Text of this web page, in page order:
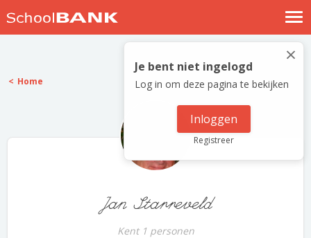
Nostalgische verhalen
Log in
Meld je gratis aan
×
Je bent niet ingelogd
Log in om deze pagina te bekijken
Inloggen
Registreer
Home
Jan Starreveld
Kent 1 personen